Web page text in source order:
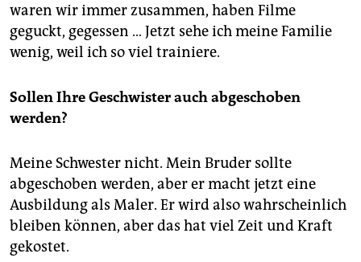
waren wir immer zusammen, haben Filme
geguckt, gegessen … Jetzt sehe ich meine Familie
wenig, weil ich so viel trainiere.
Sollen Ihre Geschwister auch abgeschoben
werden?
Meine Schwester nicht. Mein Bruder sollte
abgeschoben werden, aber er macht jetzt eine
Ausbildung als Maler. Er wird also wahrscheinlich
bleiben können, aber das hat viel Zeit und Kraft
gekostet.